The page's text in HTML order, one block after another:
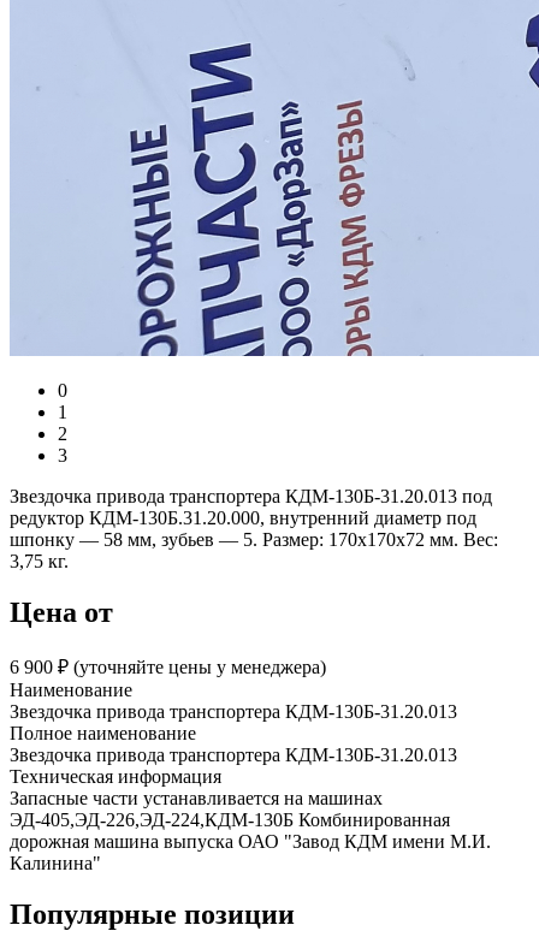
0
1
2
3
Звездочка привода транспортера КДМ-130Б-31.20.013 под
редуктор КДМ-130Б.31.20.000, внутренний диаметр под
шпонку — 58 мм, зубьев — 5. Размер: 170х170х72 мм. Вес:
3,75 кг.
Цена от
6 900 ₽︁ (уточняйте цены у менеджера)
Наименование
Звездочка привода транспортера КДМ-130Б-31.20.013
Полное наименование
Звездочка привода транспортера КДМ-130Б-31.20.013
Техническая информация
Запасные части устанавливается на машинах
ЭД-405,ЭД-226,ЭД-224,КДМ-130Б Комбинированная
дорожная машина выпуска ОАО "Завод КДМ имени М.И.
Калинина"
Популярные позиции